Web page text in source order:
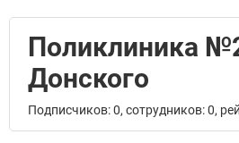
Поликлиника
Донского
Подписчиков: 0, сотрудников: 0,